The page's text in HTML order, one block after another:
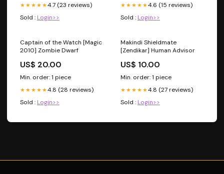
★★★★★4.7 (23 reviews)
Sold : Login>>
★★★★★4.6 (15 reviews)
Sold : Login>>
Captain of the Watch [Magic
2010] Zombie Dwarf
US$ 20.00
Min. order: 1 piece
★★★★★4.8 (28 reviews)
Sold : Login>>
Makindi Shieldmate
[Zendikar] Human Advisor
US$ 10.00
Min. order: 1 piece
★★★★★4.8 (27 reviews)
Sold : Login>>